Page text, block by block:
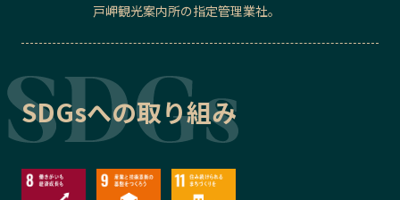
戸岬観光案内所の指定管理業社。
SDGsへの取り組み